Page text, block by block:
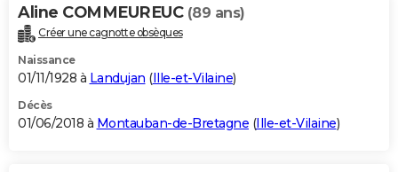
Aline COMMEUREUC (89 ans)
Créer une cagnotte obsèques
Naissance
01/11/1928 à Landujan (Ille-et-Vilaine)
Décès
01/06/2018 à Montauban-de-Bretagne (Ille-et-Vilaine)